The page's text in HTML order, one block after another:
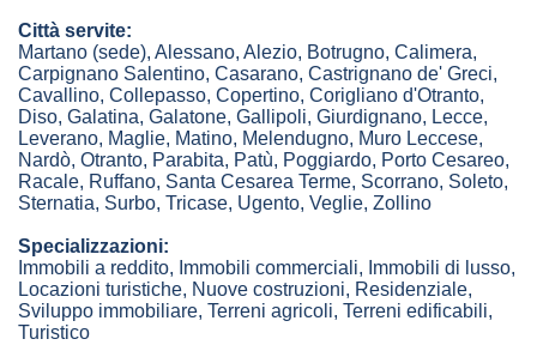
Città servite:
Martano (sede), Alessano, Alezio, Botrugno, Calimera,
Carpignano Salentino, Casarano, Castrignano de' Greci,
Cavallino, Collepasso, Copertino, Corigliano d'Otranto,
Diso, Galatina, Galatone, Gallipoli, Giurdignano, Lecce,
Leverano, Maglie, Matino, Melendugno, Muro Leccese,
Nardò, Otranto, Parabita, Patù, Poggiardo, Porto Cesareo,
Racale, Ruffano, Santa Cesarea Terme, Scorrano, Soleto,
Sternatia, Surbo, Tricase, Ugento, Veglie, Zollino
Specializzazioni:
Immobili a reddito, Immobili commerciali, Immobili di lusso,
Locazioni turistiche, Nuove costruzioni, Residenziale,
Sviluppo immobiliare, Terreni agricoli, Terreni edificabili,
Turistico